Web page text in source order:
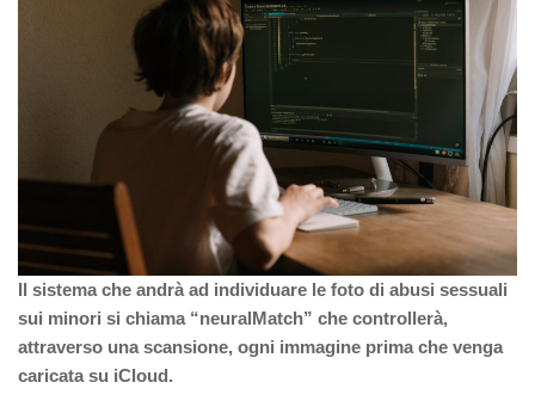
Il sistema che andrà ad individuare le foto di abusi sessuali
sui minori si chiama “neuralMatch” che controllerà,
attraverso una scansione, ogni immagine prima che venga
caricata su iCloud.